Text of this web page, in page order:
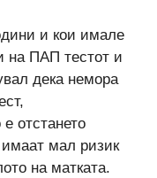
и кои имале
на ПАП тестот и
дека немора
отстането
имаат мал ризик
на матката.